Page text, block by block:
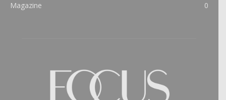
Magazine
0